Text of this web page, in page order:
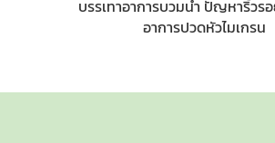
บรรเทาอาการบวมน้ำ ปัญหาริ้วร
อาการปวดหัวไมเกรน